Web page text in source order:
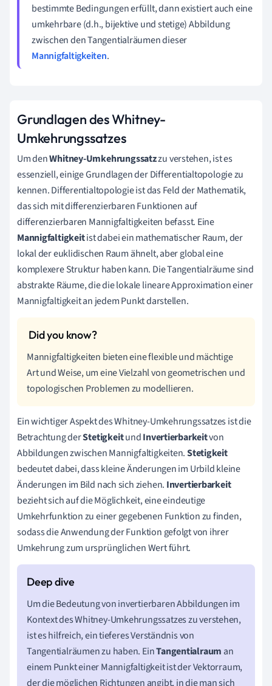
bestimmte Bedingungen erfüllt, dann existiert auch eine
umkehrbare (d.h., bijektive und stetige) Abbildung
zwischen den Tangentialräumen dieser
Mannigfaltigkeiten.
Grundlagen des Whitney-
Umkehrungssatzes
Um denWhitney-Umkehrungssatzzu verstehen, ist es
essenziell, einige Grundlagen der Differentialtopologie zu
kennen. Differentialtopologie ist das Feld der Mathematik,
das sich mit differenzierbaren Funktionen auf
differenzierbaren Mannigfaltigkeiten befasst. Eine
Mannigfaltigkeitist dabei ein mathematischer Raum, der
lokal der euklidischen Raum ähnelt, aber global eine
komplexere Struktur haben kann. Die Tangentialräume sind
abstrakte Räume, die die lokale lineare Approximation einer
Mannigfaltigkeit an jedem Punkt darstellen.
Mannigfaltigkeiten bieten eine flexible und mächtige
Art und Weise, um eine Vielzahl von geometrischen und
topologischen Problemen zu modellieren.
Ein wichtiger Aspekt des Whitney-Umkehrungssatzes ist die
Betrachtung derStetigkeitundInvertierbarkeitvon
Abbildungen zwischen Mannigfaltigkeiten.Stetigkeit
bedeutet dabei, dass kleine Änderungen im Urbild kleine
Änderungen im Bild nach sich ziehen. Invertierbarkeit
bezieht sich auf die Möglichkeit, eine eindeutige
Umkehrfunktion zu einer gegebenen Funktion zu finden,
sodass die Anwendung der Funktion gefolgt von ihrer
Umkehrung zum ursprünglichen Wert führt.
Um die Bedeutung von invertierbaren Abbildungen im
Kontext des Whitney-Umkehrungssatzes zu verstehen,
ist es hilfreich, ein tieferes Verständnis von
Tangentialräumen zu haben. EinTangentialraum an
einem Punkt einer Mannigfaltigkeit ist der Vektorraum,
der die möglichen Richtungen angibt, in die man sich